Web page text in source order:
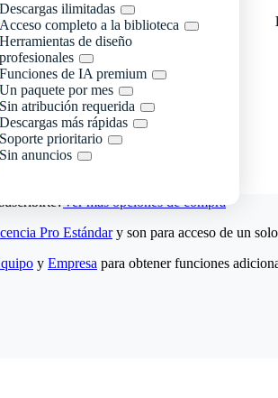
ilimitadas
completo a la biblioteca
de diseño
profesionales
de IA premium
paquete por mes
atribución requerida
más rápidas
prioritario
anuncios
Ver más opciones de compra
Pro Estándary son para acceso de un
y Empresa para obtener funciones